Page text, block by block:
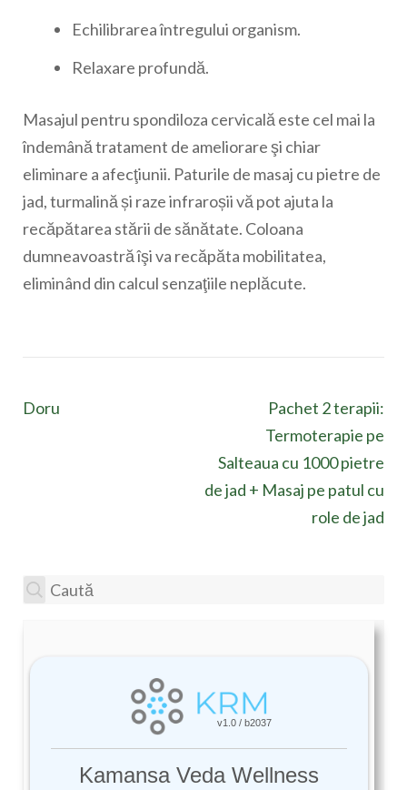
Echilibrarea întregului organism.
Relaxare profundă.
Masajul pentru spondiloza cervicală este cel mai la
îndemână tratament de ameliorare şi chiar
eliminare a afecţiunii. Paturile de masaj cu pietre de
jad, turmalină și raze infraroșii vă pot ajuta la
recăpătarea stării de sănătate. Coloana
dumneavoastră îşi va recăpăta mobilitatea,
eliminând din calcul senzaţiile neplăcute.
Navigare
Doru
Pachet 2 terapii:
Termoterapie pe
Salteaua cu 1000 pietre
de jad + Masaj pe patul cu
role de jad
Caută